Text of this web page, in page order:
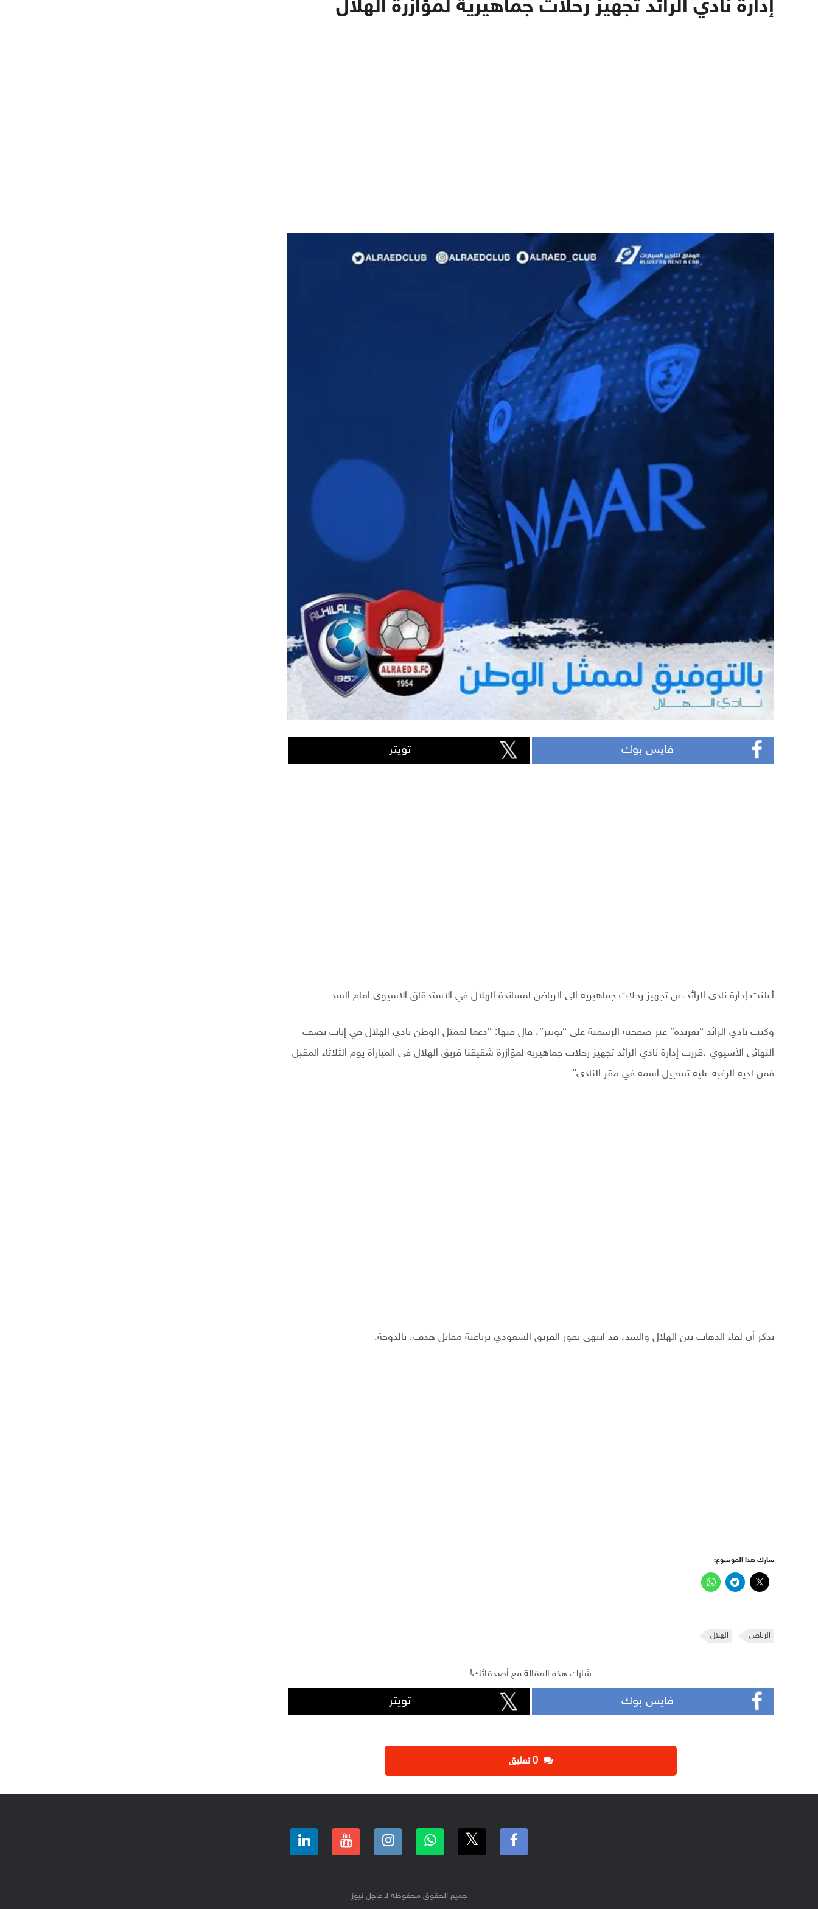
إدارة نادي الرائد تجهيز رحلات جماهيرية لمؤازرة الهلال
فايس بوك تويتر
أعلنت إدارة نادي الرائد،عن تجهيز رحلات جماهيرية الى الرياض لمساندة الهلال في الاستحقاق الاسيوي امام السد.
وكتب نادي الرائد “تغريدة” عبر صفحته الرسمية على “تويتر”، قال فيها: “دعما لممثل الوطن نادي الهلال في إياب نصف
النهائي الأسيوي ،قررت إدارة نادي الرائد تجهيز رحلات جماهيرية لمؤازرة شقيقنا فريق الهلال في المباراة يوم الثلاثاء المقبل
فمن لديه الرغبة عليه تسجيل اسمه في مقر النادي”.
يذكر أن لقاء الذهاب بين الهلال والسد، قد انتهى بفوز الفريق السعودي برباعية مقابل هدف، بالدوحة.
شارك هذا الموضوع:
الرياض الهلال
شارك هذه المقالة مع أصدقائك!
فايس بوك تويتر
‫0 تعليق
جميع الحقوق محفوظة لـ عاجل نيوز